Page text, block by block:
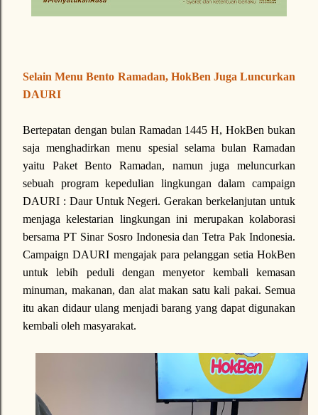
Selain Menu Bento Ramadan, HokBen Juga Luncurkan
DAURI
Bertepatan dengan bulan Ramadan 1445 H, HokBen bukan
saja menghadirkan menu spesial selama bulan Ramadan
yaitu Paket Bento Ramadan, namun juga meluncurkan
sebuah program kepedulian lingkungan dalam campaign
DAURI : Daur Untuk Negeri. Gerakan berkelanjutan untuk
menjaga kelestarian lingkungan ini merupakan kolaborasi
bersama PT Sinar Sosro Indonesia dan Tetra Pak Indonesia.
Campaign DAURI mengajak para pelanggan setia HokBen
untuk lebih peduli dengan menyetor kembali kemasan
minuman, makanan, dan alat makan satu kali pakai. Semua
itu akan didaur ulang menjadi barang yang dapat digunakan
kembali oleh masyarakat.